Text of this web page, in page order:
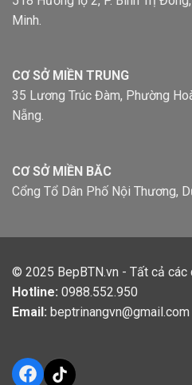
Minh.
CƠ SỞ MIỀN TRUNG
35 Lương Trúc Đàm, Phường
Nẵng.
CƠ SỞ MIỀN BĂC
Cổng Tổ Dân Phố Nội Thương,
© 2025 BepBTN.vn - Tất cả các
Hotline: 0988.552.950
Email: beptrinangvn@gmail.com
Facebook
TikTok